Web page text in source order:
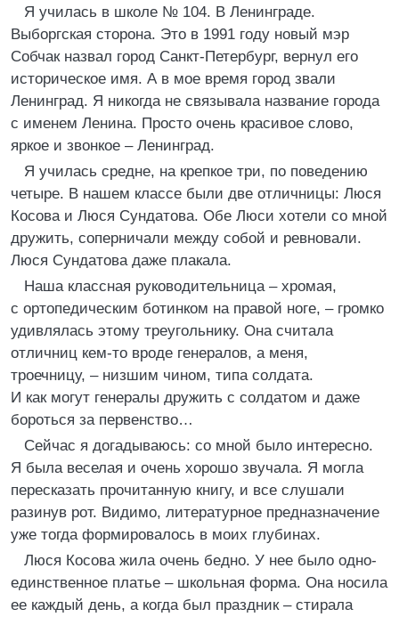
Я училась в школе № 104. В Ленинграде.
Выборгская сторона. Это в 1991 году новый мэр
Собчак назвал город Санкт-Петербург, вернул его
историческое имя. А в мое время город звали
Ленинград. Я никогда не связывала название города
с именем Ленина. Просто очень красивое слово,
яркое и звонкое – Ленинград.
Я училась средне, на крепкое три, по поведению
четыре. В нашем классе были две отличницы: Люся
Косова и Люся Сундатова. Обе Люси хотели со мной
дружить, соперничали между собой и ревновали.
Люся Сундатова даже плакала.
Наша классная руководительница – хромая,
с ортопедическим ботинком на правой ноге, – громко
удивлялась этому треугольнику. Она считала
отличниц кем-то вроде генералов, а меня,
троечницу, – низшим чином, типа солдата.
И как могут генералы дружить с солдатом и даже
бороться за первенство…
Сейчас я догадываюсь: со мной было интересно.
Я была веселая и очень хорошо звучала. Я могла
пересказать прочитанную книгу, и все слушали
разинув рот. Видимо, литературное предназначение
уже тогда формировалось в моих глубинах.
Люся Косова жила очень бедно. У нее было одно-
единственное платье – школьная форма. Она носила
ее каждый день, а когда был праздник – стирала